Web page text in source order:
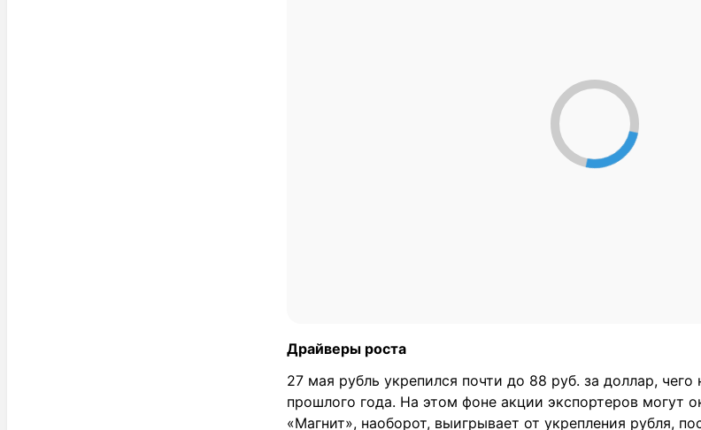
Драйверы роста
27 мая рубль укрепился почти до 88 руб. за доллар, чего
прошлого года. На этом фоне акции экспортеров могут
«Магнит», наоборот, выигрывает от укрепления рубля,